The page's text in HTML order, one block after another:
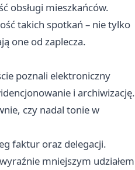
obsługi mieszkańców.
takich spotkań – nie tylko
one od zaplecza.
poznali elektroniczny
i archiwizację.
czy nadal tonie w
faktur oraz delegacji.
mniejszym udziałem